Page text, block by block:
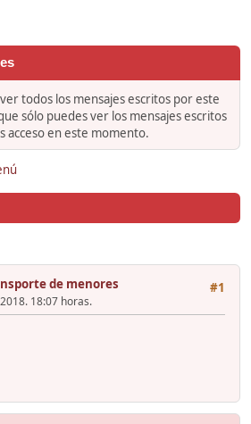
todos los mensajes escritos por este
sólo puedes ver los mensajes escritos
acceso en este momento.
#1
de menores
18:07 horas.